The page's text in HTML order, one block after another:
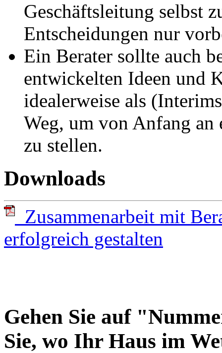
Geschäftsleitung selbst
Entscheidungen nur
Ein Berater sollte auch
entwickelten Ideen und
idealerweise als
Weg, um von Anfang
zu stellen.
Downloads
Zusammenarbeit mit
erfolgreich gestalten
Gehen Sie auf
Sie, wo Ihr Haus im